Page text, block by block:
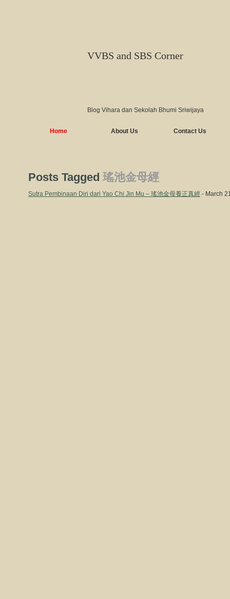
VVBS and SBS Corner
Blog Vihara dan Sekolah Bhumi Sriwijaya
Home About Us Contact Us
Posts Tagged 瑤池金母經
Sutra Pembinaan Diri dari Yao Chi Jin Mu – 瑤池金母養正真經 - March